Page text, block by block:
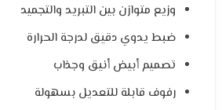
وزيع متوازن بين التبريد والتجميد
ضبط يدوي دقيق لدرجة الحرارة
تصميم أبيض أنيق وجذاب
رفوف قابلة للتعديل بسهولة